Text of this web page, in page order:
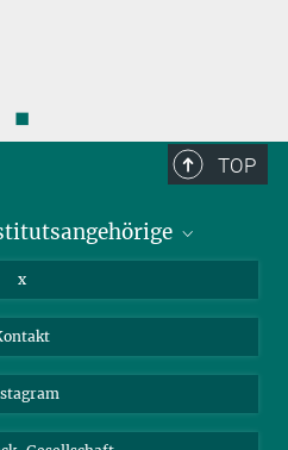
◼
TOP
x